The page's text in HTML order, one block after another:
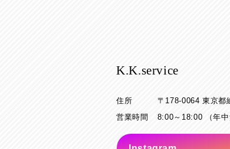
K.K.service
住所 〒178-0064東京都
営業時間
8:00～18:00 （年中